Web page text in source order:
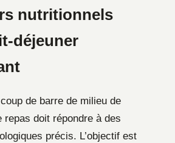
nutritionnels
déjeuner
de barre de milieu de
repas doit répondre à des
précis. L’objectif est